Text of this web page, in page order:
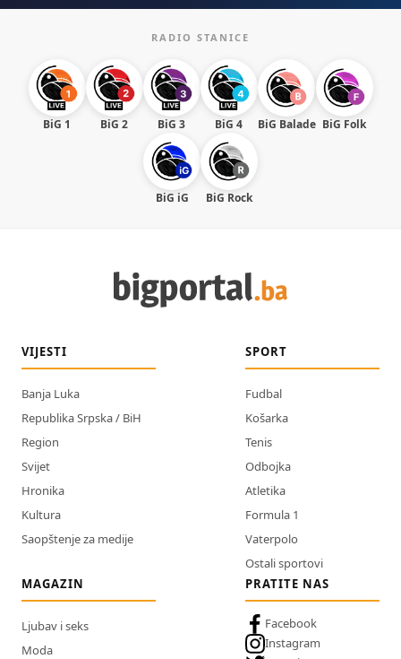
RADIO STANICE
BiG 1 BiG 2 BiG 3 BiG 4 BiG Balade BiG Folk
BiG iG BiG Rock
VIJESTI
Banja Luka
Republika Srpska / BiH
Region
Svijet
Hronika
Kultura
Saopštenje za medije
SPORT
Fudbal
Košarka
Tenis
Odbojka
Atletika
Formula 1
Vaterpolo
Ostali sportovi
MAGAZIN
Ljubav i seks
Moda
PRATITE NAS
Facebook
Instagram